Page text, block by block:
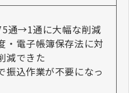
通→1通に大幅な削減
・電子帳簿保存法に対
減できた
振込作業が不要になっ